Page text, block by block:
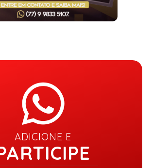
ADICIONE E